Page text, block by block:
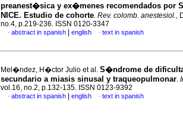
preanest�sica y ex�menes recomendados por
NICE. Estudio de cohorte. Rev. colomb. anestesiol.,
no.4, p.219-236. ISSN 0120-3347
· abstract in spanish english · text in spanish
Mel�ndez, H�ctor Julio et al. S�ndrome de
secundario a miasis sinusal y traqueopulmonar.
vol.16, no.2, p.132-135. ISSN 0123-9392
· abstract in spanish english · text in spanish